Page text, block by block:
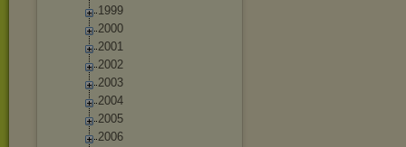
1999
2000
2001
2002
2003
2004
2005
2006